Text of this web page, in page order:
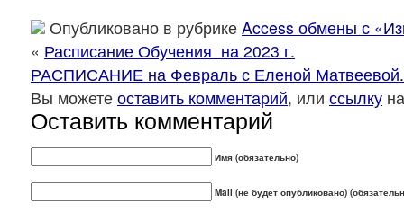
Опубликовано в рубрике Access обмены с
« Расписание Обучения на 2023 г.
РАСПИСАНИЕ на Февраль с Еленой Матвеевой.
Вы можете оставить комментарий, или ссылку
Оставить комментарий
Имя (обязательно)
Mail (не будет опубликовано)